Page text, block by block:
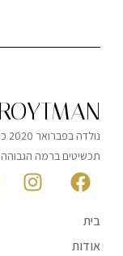
ROYTMAN
תכשיטים ברמה הגבוהה
בית
אודות